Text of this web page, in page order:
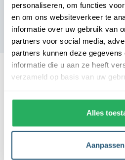
personaliseren, om functies
en om ons websiteverkeer te
informatie over uw gebruik van
partners voor social media,
partners kunnen deze
informatie die u aan ze heeft
verzameld op basis van uw
Alles
Aanpassen
De lengte vlaggenmast hangt af
bedrijfspand waar deze bij komt te
<5 meter